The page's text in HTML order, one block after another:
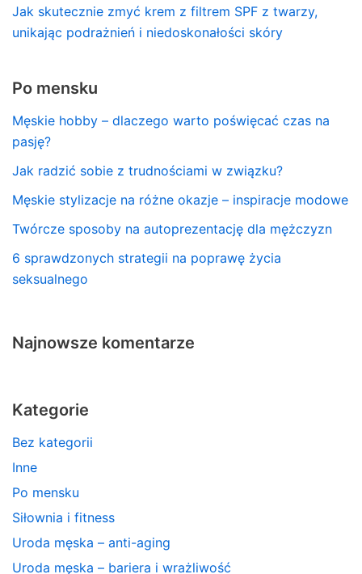
Jak skutecznie zmyć krem z filtrem SPF z twarzy,
unikając podrażnień i niedoskonałości skóry
Po mensku
Męskie hobby – dlaczego warto poświęcać czas na
pasję?
Jak radzić sobie z trudnościami w związku?
Męskie stylizacje na różne okazje – inspiracje modowe
Twórcze sposoby na autoprezentację dla mężczyzn
6 sprawdzonych strategii na poprawę życia
seksualnego
Najnowsze komentarze
Kategorie
Bez kategorii
Inne
Po mensku
Siłownia i fitness
Uroda męska – anti-aging
Uroda męska – bariera i wrażliwość